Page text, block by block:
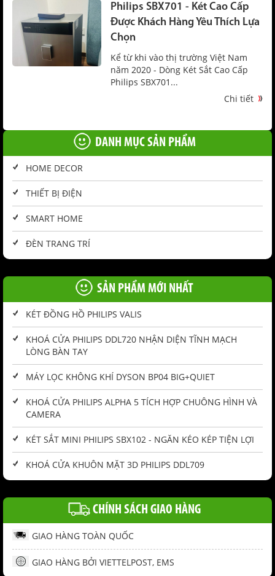
Philips SBX701 - Két Cao Cấp
Được Khách Hàng Yêu Thích Lựa
Chọn
Kể từ khi vào thị trường Việt Nam
năm 2020 - Dòng Két Sắt Cao Cấp
Philips SBX701...
Chi tiết
DANH MỤC SẢN PHẨM
HOME DECOR
THIẾT BỊ ĐIỆN
SMART HOME
ĐÈN TRANG TRÍ
SẢN PHẨM MỚI NHẤT
KÉT ĐỒNG HỒ PHILIPS VALIS
KHOÁ CỬA PHILIPS DDL720 NHẬN DIỆN TĨNH MẠCH
LÒNG BÀN TAY
MÁY LỌC KHÔNG KHÍ DYSON BP04 BIG+QUIET
KHOÁ CỬA PHILIPS ALPHA 5 TÍCH HỢP CHUÔNG HÌNH VÀ
CAMERA
KÉT SẮT MINI PHILIPS SBX102 - NGĂN KÉO KÉP TIỆN LỢI
KHOÁ CỬA KHUÔN MẶT 3D PHILIPS DDL709
CHÍNH SÁCH GIAO HÀNG
GIAO HÀNG TOÀN QUỐC
GIAO HÀNG BỞI VIETTELPOST, EMS